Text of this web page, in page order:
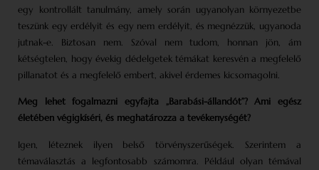
egy kontrollált tanulmány, amely során ugyan­olyan környezetbe
teszünk egy erdélyit és egy nem erdélyit, és megnézzük, ugyanoda
jutnak-e. Biztosan nem. Szóval nem tudom, honnan jön, ám
kétségtelen, hogy évekig dédelgetek témákat keresvén a megfelelő
pillanatot és a megfelelő embert, akivel érdemes kicsomagolni.
Meg lehet fogalmazni egyfajta „Barabási-állandót”? Ami egész
életében végigkíséri, és meghatározza a tevékenységét?
Igen, léteznek ilyen belső törvény­szerűségek. Szerintem a
témaválasztás a legfontosabb számomra. Például olyan témával